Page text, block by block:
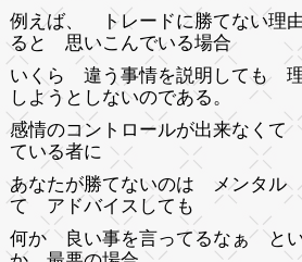
例えば、 トレードに勝てない理
ると 思いこんでいる場合
いくら 違う事情を説明しても
しようとしないのである。
感情のコントロールが出来なく
ている者に
あなたが勝てないのは メンタル
て アドバイスしても
何か 良い事を言ってるなぁ と